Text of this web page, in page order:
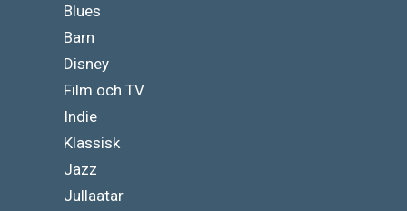
Blues
Barn
Disney
Film och TV
Indie
Klassisk
Jazz
Jullaatar